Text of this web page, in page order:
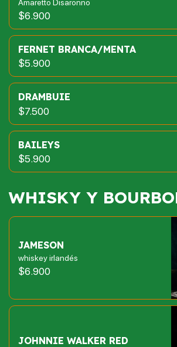
Amaretto Disaronno
$6.900
FERNET BRANCA/MENTA
$5.900
DRAMBUIE
$7.500
BAILEYS
$5.900
WHISKY Y
JAMESON
whiskey irlandés
$6.900
JOHNNIE WALKER RED